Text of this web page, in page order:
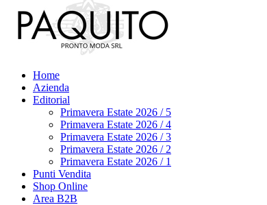
Home
Azienda
Editorial
Primavera Estate 2026 / 5
Primavera Estate 2026 / 4
Primavera Estate 2026 / 3
Primavera Estate 2026 / 2
Primavera Estate 2026 / 1
Punti Vendita
Shop Online
Area B2B